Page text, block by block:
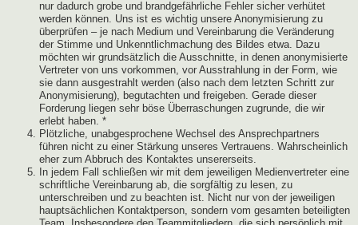
nur dadurch grobe und brandgefährliche Fehler sicher verhütet
werden können. Uns ist es wichtig unsere Anonymisierung zu
überprüfen – je nach Medium und Vereinbarung die Veränderung
der Stimme und Unkenntlichmachung des Bildes etwa. Dazu
möchten wir grundsätzlich die Ausschnitte, in denen anonymisierte
Vertreter von uns vorkommen, vor Ausstrahlung in der Form, wie
sie dann ausgestrahlt werden (also nach dem letzten Schritt zur
Anonymisierung), begutachten und freigeben. Gerade dieser
Forderung liegen sehr böse Überraschungen zugrunde, die wir
erlebt haben. *
Plötzliche, unabgesprochene Wechsel des Ansprechpartners
führen nicht zu einer Stärkung unseres Vertrauens. Wahrscheinlich
eher zum Abbruch des Kontaktes unsererseits.
In jedem Fall schließen wir mit dem jeweiligen Medienvertreter eine
schriftliche Vereinbarung ab, die sorgfältig zu lesen, zu
unterschreiben und zu beachten ist. Nicht nur von der jeweiligen
hauptsächlichen Kontaktperson, sondern vom gesamten beteiligten